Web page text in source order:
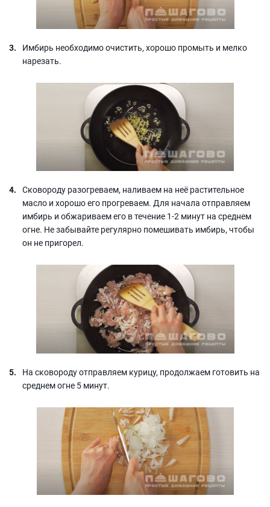
Имбирь необходимо очистить, хорошо промыть и мелко
нарезать.
Сковороду разогреваем, наливаем на неё растительное
масло и хорошо его прогреваем. Для начала отправляем
имбирь и обжариваем его в течение 1-2 минут на среднем
огне. Не забывайте регулярно помешивать имбирь, чтобы
он не пригорел.
На сковороду отправляем курицу, продолжаем готовить на
среднем огне 5 минут.